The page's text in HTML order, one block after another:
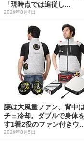
「現時点では追従し...
2026年8月4日
腰は大風量ファン、背中
チェ冷却。ダブルで身体
す1着2役のファン付きウ...
2026年8月5日